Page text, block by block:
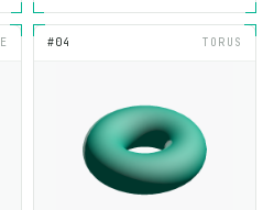
#04 TORUS